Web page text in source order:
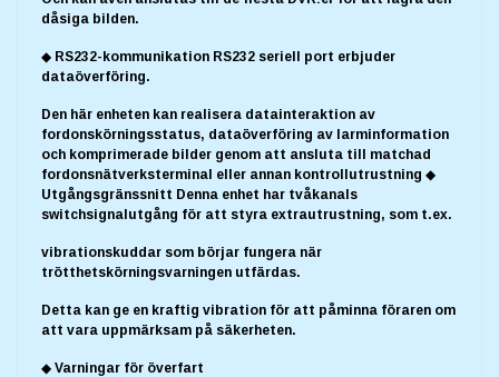
dåsiga bilden.
◆ RS232-kommunikation RS232 seriell port erbjuder
dataöverföring.
Den här enheten kan realisera datainteraktion av
fordonskörningsstatus, dataöverföring av larminformation
och komprimerade bilder genom att ansluta till matchad
fordonsnätverksterminal eller annan kontrollutrustning ◆
Utgångsgränssnitt Denna enhet har tvåkanals
switchsignalutgång för att styra extrautrustning, som t.ex.
vibrationskuddar som börjar fungera när
trötthetskörningsvarningen utfärdas.
Detta kan ge en kraftig vibration för att påminna föraren om
att vara uppmärksam på säkerheten.
◆ Varningar för överfart